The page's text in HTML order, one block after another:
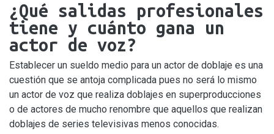
¿Qué salidas profesionales
tiene y cuánto gana un
actor de voz?
Establecer un sueldo medio para un actor de doblaje es una
cuestión que se antoja complicada pues no será lo mismo
un actor de voz que realiza doblajes en superproducciones
o de actores de mucho renombre que aquellos que realizan
doblajes de series televisivas menos conocidas.